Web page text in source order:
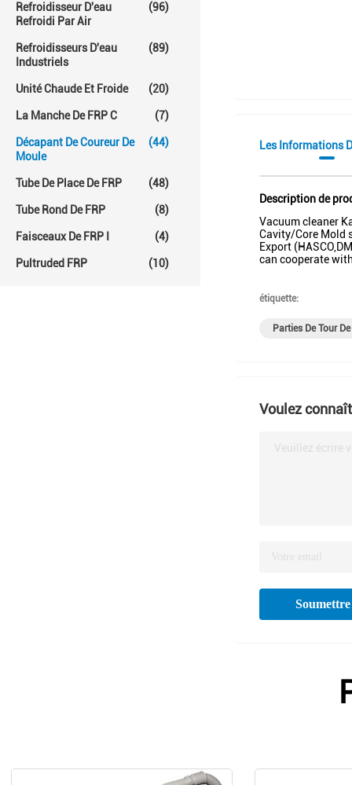
Refroidisseur D'eau
Refroidi Par Air
(96)
Refroidisseurs D'eau
Industriels
(89)
Unité Chaude Et Froide (20)
La Manche De FRP C (7)
Décapant De Coureur De
Moule
(44)
Tube De Place De FRP (48)
Tube Rond De FRP (8)
Faisceaux De FRP I (4)
Pultruded FRP (10)
Les Informations
Description de
Vacuum cleaner
Cavity/Core Mold
Export
can cooperate
étiquette:
Parties De Tour
Voulez
Veuillez écrire
Soumettre